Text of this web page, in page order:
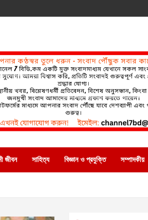
জীবন সাহিত্য বিজ্ঞান ও প্রযুক্তি সম্পাদকীয়